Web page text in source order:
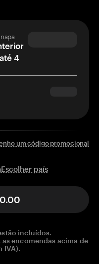
4
um código promocional
Escolher país
incluídos.
encomendas acima de
IVA).